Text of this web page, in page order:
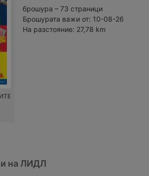
брошура – 73 страници
Брошурата важи от: 10-08-26
На разстояние: 27,78 km
на ЛИДЛ